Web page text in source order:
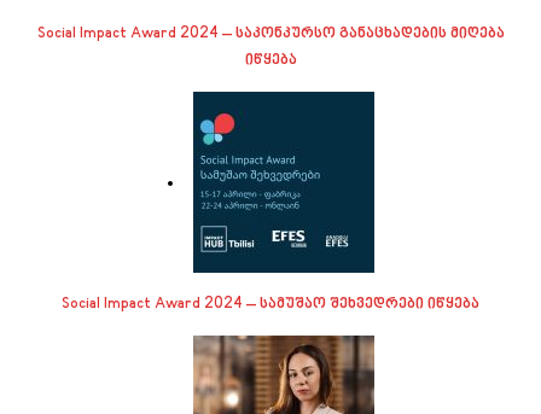
Social Impact Award 2024 – საკონკურსო განაცხადების მიღება
იწყება
Social Impact Award 2024 – სამუშაო შეხვედრები იწყება